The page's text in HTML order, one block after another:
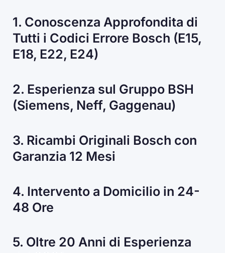
1. Conoscenza Approfondita di
Tutti i Codici Errore Bosch (E15,
E18, E22, E24)
2. Esperienza sul Gruppo BSH
(Siemens, Neff, Gaggenau)
3. Ricambi Originali Bosch con
Garanzia 12 Mesi
4. Intervento a Domicilio in 24-
48 Ore
5. Oltre 20 Anni di Esperienza